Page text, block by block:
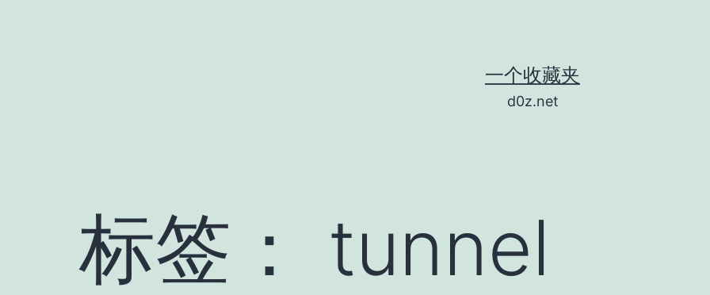
一个收藏夹
d0z.net
标签： tunnel